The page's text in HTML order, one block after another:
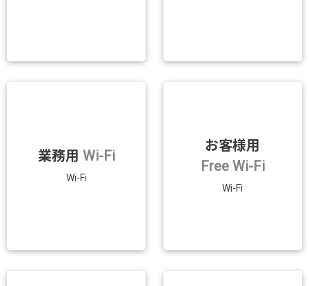
業務用 Wi-Fi
Wi-Fi
お客様用
Free Wi-Fi
Wi-Fi